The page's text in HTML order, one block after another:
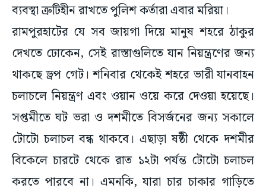
ব্যবস্থা ত্রুটিহীন রাখতে পুলিশ কর্তারা এবার মরিয়া।
রামপুরহাটের যে সব জায়গা দিয়ে মানুষ শহরে ঠাকুর
দেখতে ঢোকেন, সেই রাস্তাগুলিতে যান নিয়ন্ত্রণের জন্য
থাকছে ড্রপ গেট। শনিবার থেকেই শহরে ভারী যানবাহন
চলাচলে নিয়ন্ত্রণ এবং ওয়ান ওয়ে করে দেওয়া হয়েছে।
সপ্তমীতে ঘট ভরা ও দশমীতে বিসর্জনের জন্য সকালে
টোটো চলাচল বন্ধ থাকবে। এছাড়া ষষ্ঠী থেকে দশমীর
বিকেলে চারটে থেকে রাত ১২টা পর্যন্ত টোটো চলাচল
করতে পারবে না। এমনকি, যারা চার চাকার গাড়িতে